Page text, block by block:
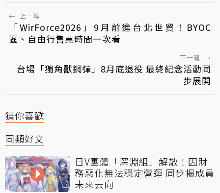
← 上一篇
「WirForce2026」9月前進台北世貿！BYOC
區、自由行售票時間一次看
下一篇 →
台場「獨角獸鋼彈」8月底退役 最終紀念活動同
步展開
猜你喜歡
同類好文
日V團體「深淵組」解散！因財
務惡化無法穩定營運 同步揭成員
未來去向